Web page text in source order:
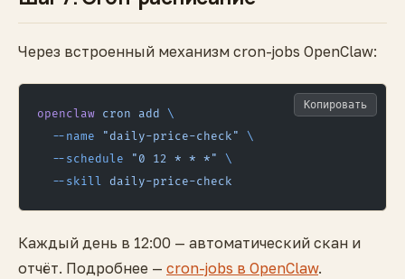
Через встроенный механизм cron-jobs OpenClaw:
openclaw cron add \
  --name
"daily-price-check"
\
  --schedule
"0 12 * * *"
\
  --skill
daily-price-check
Копировать
Каждый день в 12:00 — автоматический скан и
отчёт. Подробнее — cron-jobs в OpenClaw.